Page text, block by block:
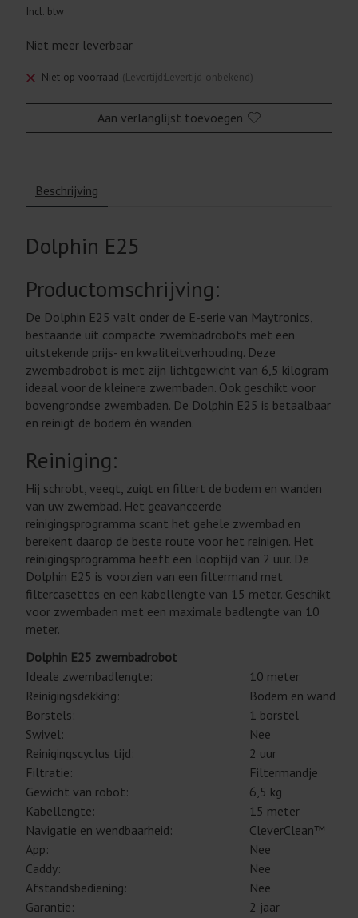
Incl. btw
Niet meer leverbaar
Niet op voorraad (Levertijd:Levertijd onbekend)
Aan verlanglijst toevoegen
Beschrijving
Dolphin E25
Productomschrijving:
De Dolphin E25 valt onder de E-serie van Maytronics,
bestaande uit compacte zwembadrobots met een
uitstekende prijs- en kwaliteitverhouding. Deze
zwembadrobot is met zijn lichtgewicht van 6,5 kilogram
ideaal voor de kleinere zwembaden. Ook geschikt voor
bovengrondse zwembaden. De Dolphin E25 is betaalbaar
en reinigt de bodem én wanden.
Reiniging:
Hij schrobt, veegt, zuigt en filtert de bodem en wanden
van uw zwembad. Het geavanceerde
reinigingsprogramma scant het gehele zwembad en
berekent daarop de beste route voor het reinigen. Het
reinigingsprogramma heeft een looptijd van 2 uur. De
Dolphin E25 is voorzien van een filtermand met
filtercasettes en een kabellengte van 15 meter. Geschikt
voor zwembaden met een maximale badlengte van 10
meter.
Dolphin E25 zwembadrobot
Ideale zwembadlengte:
10 meter
Reinigingsdekking:
Bodem en wand
Borstels:
1 borstel
Swivel:
Nee
Reinigingscyclus tijd:
2 uur
Filtratie:
Filtermandje
Gewicht van robot:
6,5 kg
Kabellengte:
15 meter
Navigatie en wendbaarheid:
CleverClean™
App:
Nee
Caddy:
Nee
Afstandsbediening:
Nee
Garantie:
2 jaar